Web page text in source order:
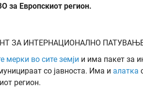
за Европскиот регион.
ЗА ИНТЕРНАЦИОНАЛНО
мерки во сите земји и има пакет за
со јавноста. Има и алатка
регион.